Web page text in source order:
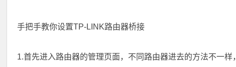
手把手教你设置TP-LINK路由器桥接
1.首先进入路由器的管理页面，不同路由器进去的方法不一